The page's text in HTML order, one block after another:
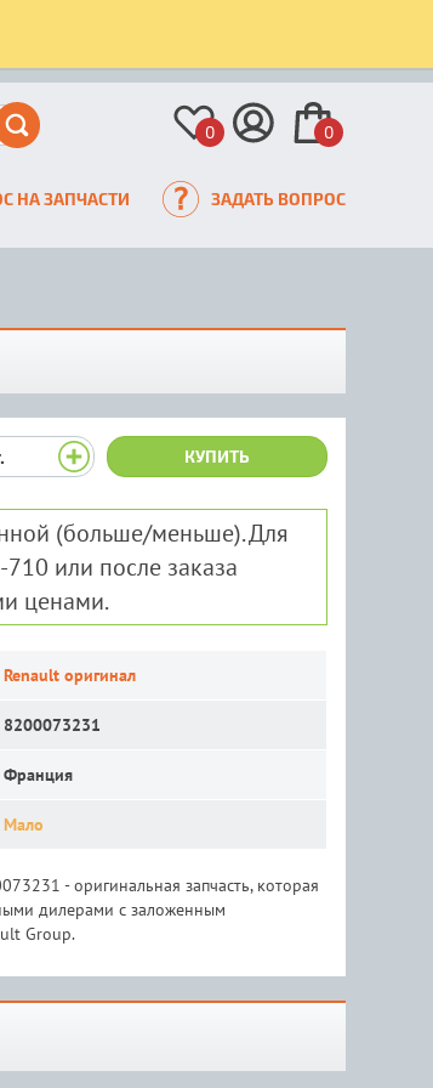
0 0
НА ЗАПЧАСТИ ЗАДАТЬ ВОПРОС
КУПИТЬ
(больше/меньше). Для
или после заказа
ценами.
Renault оригинал
8200073231
Франция
Мало
- оригинальная запчасть, которая
дилерами с заложенным
Group.